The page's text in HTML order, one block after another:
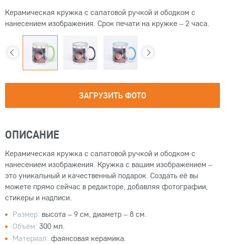
Керамическая кружка с салатовой ручкой и ободком с
нанесением изображения. Срок печати на кружке – 2 часа.
ЗАГРУЗИТЬ ФОТО
ОПИСАНИЕ
Керамическая кружка с салатовой ручкой и ободком с
нанесением изображения. Кружка с вашим изображением –
это уникальный и качественный подарок. Создать её вы
можете прямо сейчас в редакторе, добавляя фотографии,
стикеры и надписи.
Размер: высота – 9 см, диаметр – 8 см.
Объём: 300 мл.
Материал: фаянсовая керамика.